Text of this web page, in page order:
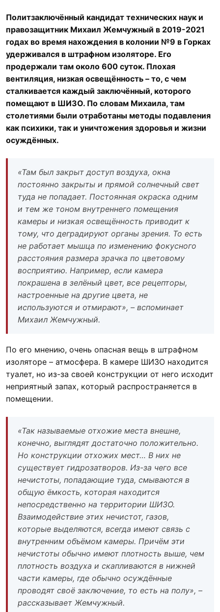
Политзаключённый кандидат технических наук и
правозащитник Михаил Жемчужный в 2019-2021
годах во время нахождения в колонии №9 в Горках
удерживался в штрафном изоляторе. Его
продержали там около 600 суток. Плохая
вентиляция, низкая освещённость – то, с чем
сталкивается каждый заключённый, которого
помещают в ШИЗО. По словам Михаила, там
столетиями были отработаны методы подавления
как психики, так и уничтожения здоровья и жизни
осуждённых.
«Там был закрыт доступ воздуха, окна
постоянно закрыты и прямой солнечный свет
туда не попадает. Постоянная окраска одним
и тем же тоном внутреннего помещения
камеры и низкая освещённость приводит к
тому, что деградируют органы зрения. То есть
не работает мышца по изменению фокусного
расстояния размера зрачка по цветовому
восприятию. Например, если камера
покрашена в зелёный цвет, все рецепторы,
настроенные на другие цвета, не
используются и отмирают», – вспоминает
Михаил Жемчужный.
По его мнению, очень опасная вещь в штрафном
изоляторе – атмосфера. В камере ШИЗО находится
туалет, но из-за своей конструкции от него исходит
неприятный запах, который распространяется в
помещении.
«Так называемые отхожие места внешне,
конечно, выглядят достаточно положительно.
Но конструкции отхожих мест… В них не
существует гидрозатворов. Из-за чего все
нечистоты, попадающие туда, смываются в
общую ёмкость, которая находится
непосредственно на территории ШИЗО.
Взаимодействие этих нечистот, газов,
которые выделяются, всегда имеют связь с
внутренним объёмом камеры. Причём эти
нечистоты обычно имеют плотность выше, чем
плотность воздуха и скапливаются в нижней
части камеры, где обычно осуждённые
проводят своё заключение, то есть на полу», –
рассказывает Жемчужный.